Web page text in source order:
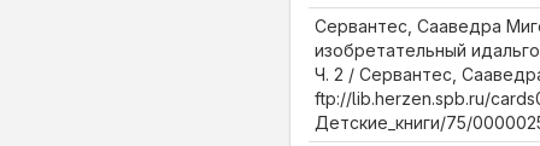
Сервантес, Сааведра
изобретательный
Ч. 2 / Сервантес,
ftp://lib.herzen.spb.ru/
Детские_книги/75/